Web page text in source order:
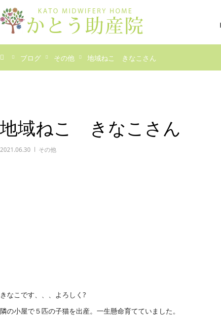
ブログ その他 地域ねこ きなこさん
地域ねこ きなこさん
2021.06.30 その他
きなこです、、、よろしく?
隣の小屋で５匹の子猫を出産。一生懸命育てていました。